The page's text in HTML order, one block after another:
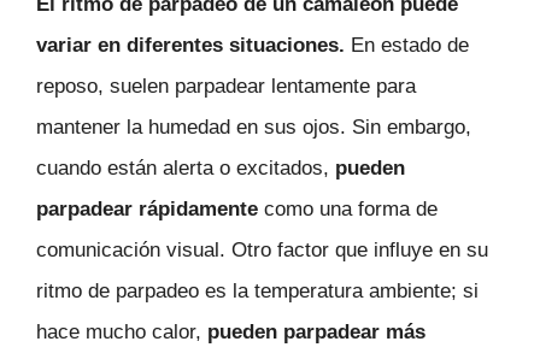
variar en diferentes situaciones. En estado de
reposo, suelen parpadear lentamente para
mantener la humedad en sus ojos. Sin embargo,
cuando están alerta o excitados, pueden
parpadear rápidamente como una forma de
comunicación visual. Otro factor que influye en su
ritmo de parpadeo es la temperatura ambiente; si
hace mucho calor, pueden parpadear más